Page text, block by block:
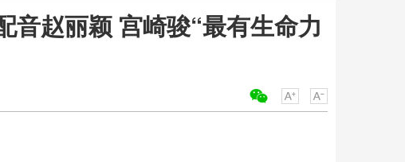
音赵丽颖 宫崎骏“最有生命力